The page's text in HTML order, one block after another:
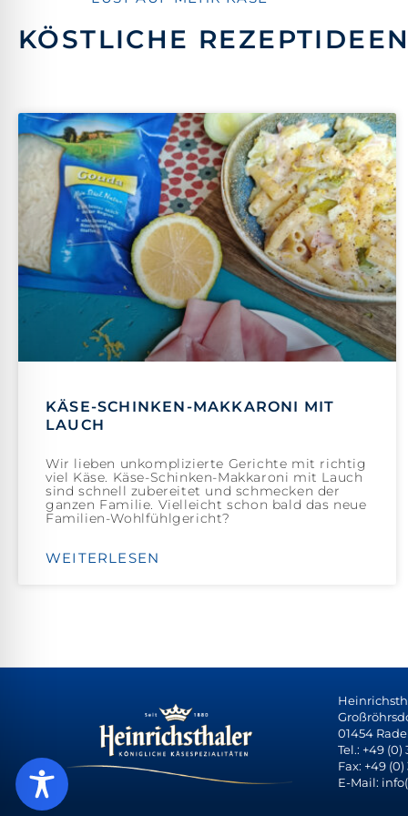
KÖSTLICHE REZEPTIDEEN
KÄSE-SCHINKEN-MAKKARONI MIT
LAUCH
Wir lieben unkomplizierte Gerichte mit richtig
viel Käse. Käse-Schinken-Makkaroni mit Lauch
sind schnell zubereitet und schmecken der
ganzen Familie. Vielleicht schon bald das neue
Familien-Wohlfühlgericht?
WEITERLESEN
01454
Tel.: +49 (0)
Fax: +49 (0)
E-Mail: